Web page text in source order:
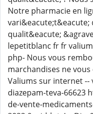
Notre pharmacie en
qualit&eacute;
lepetitblanc fr fr
php- Nous vous
marchandises ne
Valiums sur internet --
diazepam-teva-66623
de-vente-